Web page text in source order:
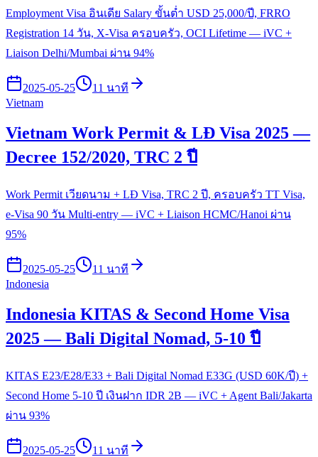
Employment Visa อินเดีย Salary ขั้นต่ำ USD 25,000/ปี, FRRO
Registration 14 วัน, X-Visa ครอบครัว, OCI Lifetime — iVC +
Liaison Delhi/Mumbai ผ่าน 94%
2025-05-25
11 นาที
Vietnam
Vietnam Work Permit & LĐ Visa 2025 —
Decree 152/2020, TRC 2 ปี
Work Permit เวียดนาม + LĐ Visa, TRC 2 ปี, ครอบครัว TT Visa,
e-Visa 90 วัน Multi-entry — iVC + Liaison HCMC/Hanoi ผ่าน
95%
2025-05-25
11 นาที
Indonesia
Indonesia KITAS & Second Home Visa
2025 — Bali Digital Nomad, 5-10 ปี
KITAS E23/E28/E33 + Bali Digital Nomad E33G (USD 60K/ปี) +
Second Home 5-10 ปี เงินฝาก IDR 2B — iVC + Agent Bali/Jakarta
ผ่าน 93%
2025-05-25
11 นาที